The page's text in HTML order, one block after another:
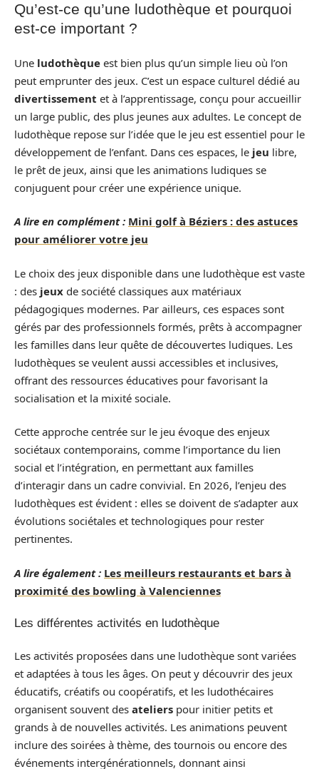
Qu’est-ce qu’une ludothèque et pourquoi
est-ce important ?
Une ludothèque est bien plus qu’un simple lieu où l’on
peut emprunter des jeux. C’est un espace culturel dédié au
divertissement et à l’apprentissage, conçu pour accueillir
un large public, des plus jeunes aux adultes. Le concept de
ludothèque repose sur l’idée que le jeu est essentiel pour le
développement de l’enfant. Dans ces espaces, le jeu libre,
le prêt de jeux, ainsi que les animations ludiques se
conjuguent pour créer une expérience unique.
A lire en complément : Mini golf à Béziers : des astuces
pour améliorer votre jeu
Le choix des jeux disponible dans une ludothèque est vaste
: des jeux de société classiques aux matériaux
pédagogiques modernes. Par ailleurs, ces espaces sont
gérés par des professionnels formés, prêts à accompagner
les familles dans leur quête de découvertes ludiques. Les
ludothèques se veulent aussi accessibles et inclusives,
offrant des ressources éducatives pour favorisant la
socialisation et la mixité sociale.
Cette approche centrée sur le jeu évoque des enjeux
sociétaux contemporains, comme l’importance du lien
social et l’intégration, en permettant aux familles
d’interagir dans un cadre convivial. En 2026, l’enjeu des
ludothèques est évident : elles se doivent de s’adapter aux
évolutions sociétales et technologiques pour rester
pertinentes.
A lire également : Les meilleurs restaurants et bars à
proximité des bowling à Valenciennes
Les différentes activités en ludothèque
Les activités proposées dans une ludothèque sont variées
et adaptées à tous les âges. On peut y découvrir des jeux
éducatifs, créatifs ou coopératifs, et les ludothécaires
organisent souvent des ateliers pour initier petits et
grands à de nouvelles activités. Les animations peuvent
inclure des soirées à thème, des tournois ou encore des
événements intergénérationnels, donnant ainsi